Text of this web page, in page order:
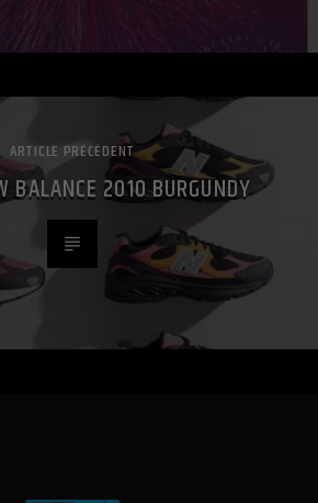
ARTICLE PRÉCÉDENT
BALANCE 2010 BURGUNDY